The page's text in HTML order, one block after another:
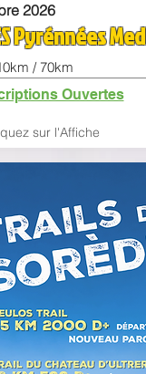
2026
Pyrénnées Med
/ 70km
Ouvertes
z sur l'Affiche